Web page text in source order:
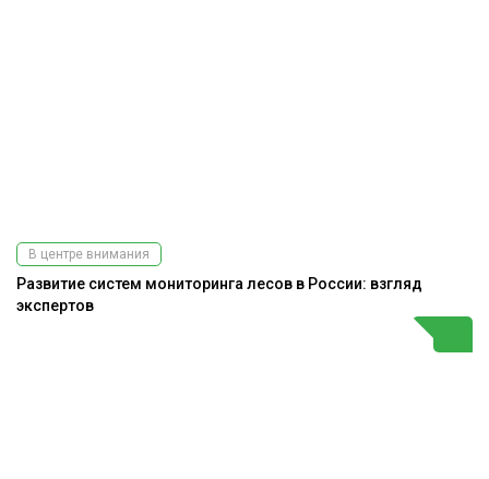
В центре внимания
Развитие систем мониторинга лесов в России: взгляд
экспертов